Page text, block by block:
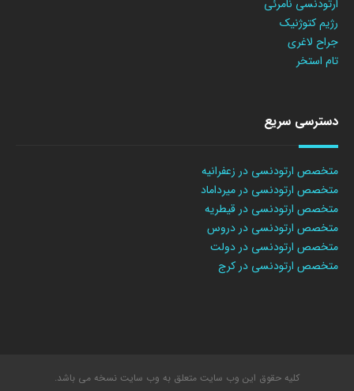
ارتودنسی نامرئی
رژیم کتوژنیک
جراح لاغری
تام استخر
دسترسی سریع
متخصص ارتودنسی در زعفرانیه
متخصص ارتودنسی در میرداماد
متخصص ارتودنسی در قیطریه
متخصص ارتودنسی در دروس
متخصص ارتودنسی در دولت
متخصص ارتودنسی در کرج
کلیه حقوق این وب سایت متعلق به وب سایت نسخه می باشد.